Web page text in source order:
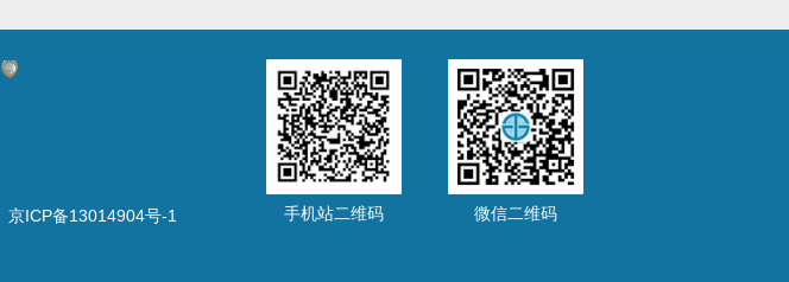
京ICP备13014904号-1 手机站二维码 微信二维码